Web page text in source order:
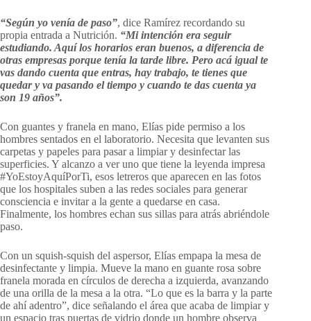
“Según yo venía de paso”, dice Ramírez recordando su
propia entrada a Nutrición. “Mi intención era seguir
estudiando. Aquí los horarios eran buenos, a diferencia de
otras empresas porque tenía la tarde libre. Pero acá igual te
vas dando cuenta que entras, hay trabajo, te tienes que
quedar y va pasando el tiempo y cuando te das cuenta ya
son 19 años”.
Con guantes y franela en mano, Elías pide permiso a los
hombres sentados en el laboratorio. Necesita que levanten sus
carpetas y papeles para pasar a limpiar y desinfectar las
superficies. Y alcanzo a ver uno que tiene la leyenda impresa
#YoEstoyAquíPorTi, esos letreros que aparecen en las fotos
que los hospitales suben a las redes sociales para generar
consciencia e invitar a la gente a quedarse en casa.
Finalmente, los hombres echan sus sillas para atrás abriéndole
paso.
Con un squish-squish del aspersor, Elías empapa la mesa de
desinfectante y limpia. Mueve la mano en guante rosa sobre
franela morada en círculos de derecha a izquierda, avanzando
de una orilla de la mesa a la otra. “Lo que es la barra y la parte
de ahí adentro”, dice señalando el área que acaba de limpiar y
un espacio tras puertas de vidrio donde un hombre observa